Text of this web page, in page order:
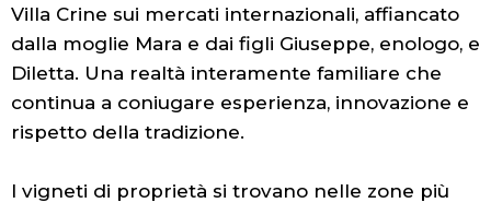
Villa Crine sui mercati internazionali, affiancato
dalla moglie Mara e dai figli Giuseppe, enologo, e
Diletta. Una realtà interamente familiare che
continua a coniugare esperienza, innovazione e
rispetto della tradizione.
I vigneti di proprietà si trovano nelle zone più